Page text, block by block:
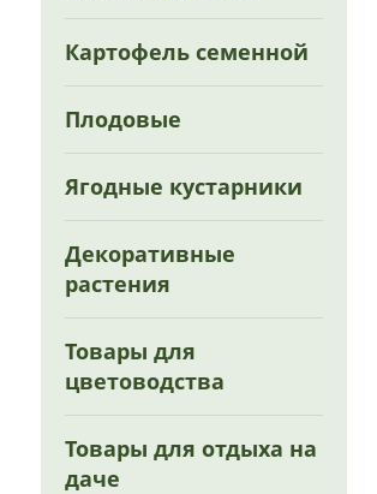
Картофель семенной
Плодовые
Ягодные кустарники
Декоративные
растения
Товары для
цветоводства
Товары для отдыха на
даче